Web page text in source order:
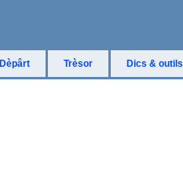
Dèpârt Trèsor Dics & outils